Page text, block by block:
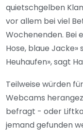
quietschgelben
vor allem bei viel
Wochenenden. Bei
Hose, blaue Jacke»
Heuhaufen», sagt
Teilweise würden
Webcams
befragt - oder
jemand gefunden